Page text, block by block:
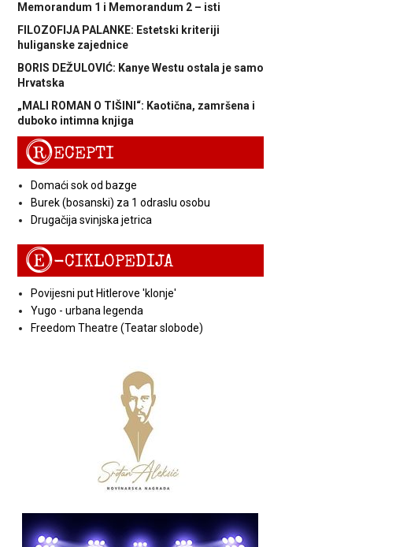
Memorandum 1 i Memorandum 2 – isti
FILOZOFIJA PALANKE: Estetski kriteriji
huliganske zajednice
BORIS DEŽULOVIĆ: Kanye Westu ostala je samo
Hrvatska
„MALI ROMAN O TIŠINI“: Kaotična, zamršena i
duboko intimna knjiga
RECEPTI
Domaći sok od bazge
Burek (bosanski) za 1 odraslu osobu
Drugačija svinjska jetrica
E-CIKLOPEDIJA
Povijesni put Hitlerove 'klonje'
Yugo - urbana legenda
Freedom Theatre (Teatar slobode)